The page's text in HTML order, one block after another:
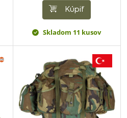
Kúpiť
Skladom 11 kusov